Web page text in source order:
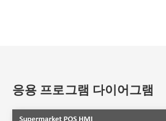
응용 프로그램 다이어그램